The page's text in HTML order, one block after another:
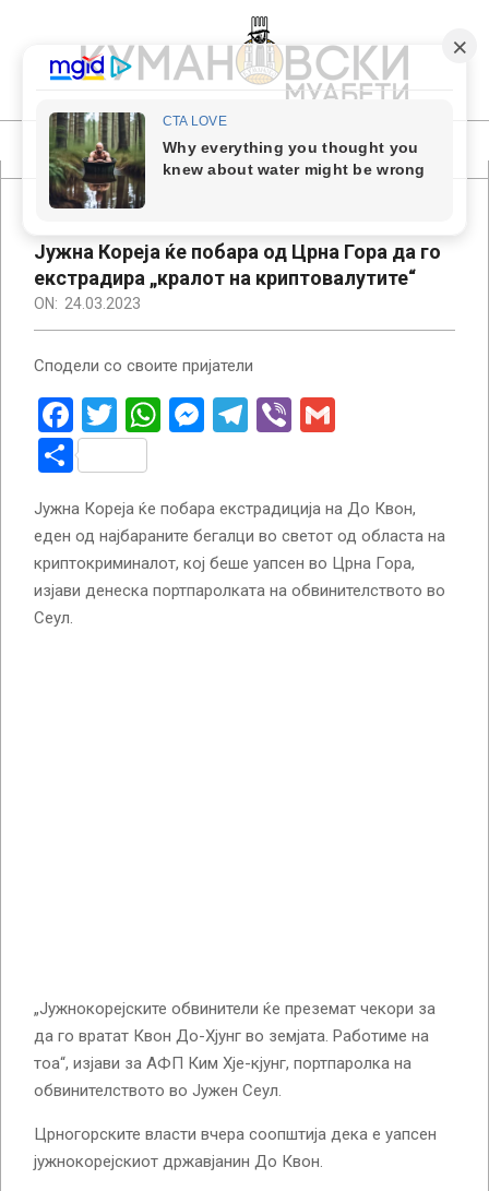
content
КУМАНОВСКИ
МУАБЕТИ
Primary
Navigation
Јужна Кореја ќе побара од Црна Гора да го
екстрадира „кралот на криптовалутите“
ON: 24.03.2023
Сподели со своите пријатели
Facebook
Twitter
WhatsApp
Messenger
Telegram
Viber
Share
Јужна Кореја ќе побара екстрадиција на До Квон,
еден од најбараните бегалци во светот од областа на
криптокриминалот, кој беше уапсен во Црна Гора,
изјави денеска портпаролката на обвинителството во
Сеул.
„Јужнокорејските обвинители ќе преземат чекори за
да го вратат Квон До-Хјунг во земјата. Работиме на
тоа“, изјави за АФП Ким Хје-кјунг, портпаролка на
обвинителството во Јужен Сеул.
Црногорските власти вчера соопштија дека е уапсен
јужнокорејскиот државјанин До Квон.